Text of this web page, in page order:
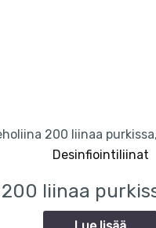
Desinfiointiliinat
liinaa